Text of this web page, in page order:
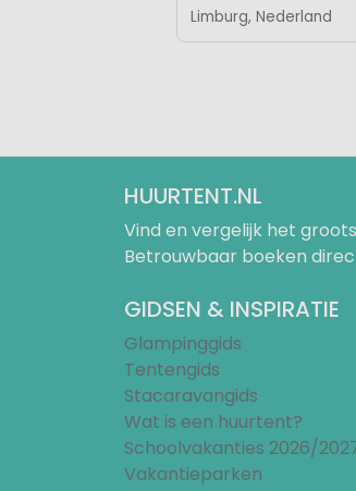
Limburg, Nederland
HUURTENT.NL
Vind en vergelijk het
Betrouwbaar boeken
GIDSEN & INSPIRATIE
Glampinggids
Tentengids
Stacaravangids
Wat is een huurtent?
Schoolvakanties 2026/
Vakantieparken